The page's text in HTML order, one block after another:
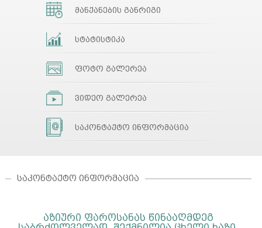
მანქანების განრიგი
სტატისტიკა
ფოტო გალერეა
ვიდეო გალერეა
საკონტაქტო ინფორმაცია
ᲡᲐᲙᲝᲜᲢᲐᲥᲢᲝ ᲘᲜᲤᲝᲠᲛᲐᲪᲘᲐ
ᲐᲖᲘᲣᲠᲘ ᲤᲐᲠᲝᲡᲐᲜᲐᲡ ᲬᲘᲜᲐᲐᲦᲛᲓᲔᲒ